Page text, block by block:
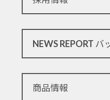
NEWS REPORT バ
商品情報